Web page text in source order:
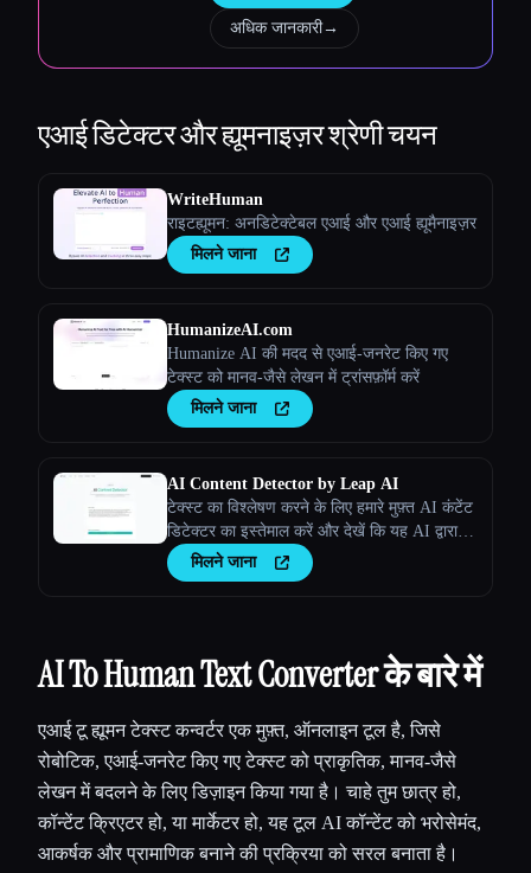
अधिक जानकारी→
एआई डिटेक्टर और ह्यूमनाइज़रश्रेणी चयन
WriteHuman
राइटह्यूमन: अनडिटेक्टेबल एआई और एआई ह्यूमैनाइज़र
मिलने जाना
HumanizeAI.com
Humanize AI की मदद से एआई-जनरेट किए गए
टेक्स्ट को मानव-जैसे लेखन में ट्रांसफ़ॉर्म करें
मिलने जाना
AI Content Detector by Leap AI
टेक्स्ट का विश्लेषण करने के लिए हमारे मुफ़्त AI कंटेंट
डिटेक्टर का इस्तेमाल करें और देखें कि यह AI द्वारा
जेनरेट किया गया था या नहीं। AI चेकर टूल, हमेशा के
लिए 100% मुफ़्त।
मिलने जाना
AI To Human Text Converter के बारे में
एआई टू ह्यूमन टेक्स्ट कन्वर्टर एक मुफ़्त, ऑनलाइन टूल है, जिसे
रोबोटिक, एआई-जनरेट किए गए टेक्स्ट को प्राकृतिक, मानव-जैसे
लेखन में बदलने के लिए डिज़ाइन किया गया है। चाहे तुम छात्र हो,
कॉन्टेंट क्रिएटर हो, या मार्केटर हो, यह टूल AI कॉन्टेंट को भरोसेमंद,
आकर्षक और प्रामाणिक बनाने की प्रक्रिया को सरल बनाता है।